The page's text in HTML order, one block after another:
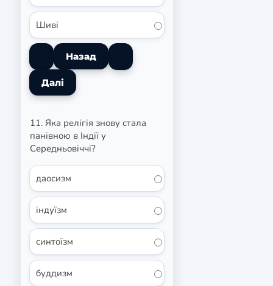
Шиві
11. Яка релігія знову стала
панівною в Індії у
Середньовіччі?
даосизм
індуїзм
синтоїзм
буддизм